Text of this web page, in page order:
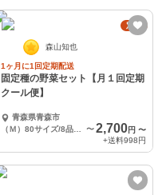
定期
森山知也
1ヶ月に1回定期配送
固定種の野菜セット【月１回定期
クール便】
青森県青森市
（Ｍ）80サイズ/8品目以上
〜2,700円 〜
+送料998円